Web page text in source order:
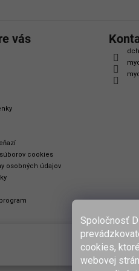
Spoločnosť
cookies,
webovej
vás
cookies
osobných údajov